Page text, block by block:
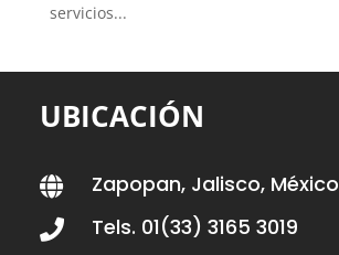
servicios...
UBICACIÓN
 Zapopan, Jalisco, México
 Tels. 01(33) 3165 3019